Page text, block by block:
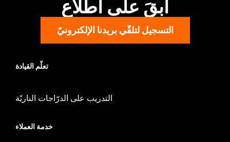
1 year limited warranty – Go towww.h-
d.com/warrantyfor full details
ابقَ على اطّلاع
التسجيل لتلقّي بريدنا الإلكترونيّ
تعلّم القيادة
التدريب على الدرّاجات الناريّة
خدمة العملاء